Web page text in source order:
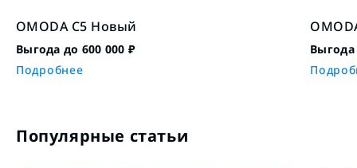
OMODA C5 Новый
Выгода до 600 000 ₽
Подробнее
Выгода
Популярные статьи